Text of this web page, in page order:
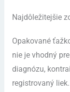
Najdôležitejšie
Opakované
nie je vhodný
diagnózu,
registrovaný liek.